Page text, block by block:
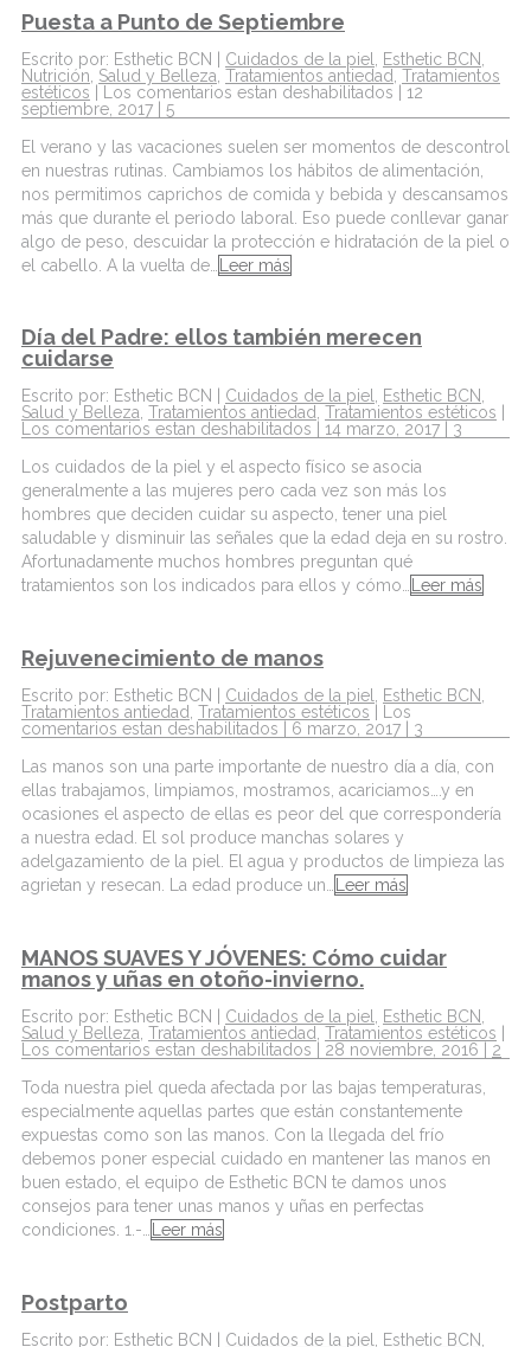
Puesta a Punto de Septiembre
Escrito por: Esthetic BCN | Cuidados de la piel Esthetic BCN
Nutrición Salud y Belleza Tratamientos antiedad Tratamientos
estéticos | Los comentarios estan deshabilitados | 12
septiembre, 2017 | 5
El verano y las vacaciones suelen ser momentos de descontrol
en nuestras rutinas. Cambiamos los hábitos de alimentación,
nos permitimos caprichos de comida y bebida y descansamos
más que durante el periodo laboral. Eso puede conllevar ganar
algo de peso, descuidar la protección e hidratación de la piel o
el cabello. A la vuelta de… Leer más
Día del Padre: ellos también merecen
cuidarse
Escrito por: Esthetic BCN | Cuidados de la piel, Esthetic BCN,
Salud y Belleza, Tratamientos antiedad, Tratamientos estéticos
Los comentarios estan deshabilitados | 14 marzo, 2017 | 3
Los cuidados de la piel y el aspecto físico se asocia
generalmente a las mujeres pero cada vez son más los
hombres que deciden cuidar su aspecto, tener una piel
saludable y disminuir las señales que la edad deja en su rostro.
Afortunadamente muchos hombres preguntan qué
tratamientos son los indicados para ellos y cómo… Leer más
Rejuvenecimiento de manos
Escrito por: Esthetic BCN | Cuidados de la piel, Esthetic BCN,
Tratamientos antiedad, Tratamientos estéticos
Los
comentarios estan deshabilitados | 6 marzo, 2017 | 3
Las manos son una parte importante de nuestro día a día, con
ellas trabajamos, limpiamos, mostramos, acariciamos….y en
ocasiones el aspecto de ellas es peor del que correspondería
a nuestra edad. El sol produce manchas solares y
adelgazamiento de la piel. El agua y productos de limpieza las
agrietan y resecan. La edad produce un… Leer más
MANOS SUAVES Y JÓVENES: Cómo cuidar
manos y uñas en otoño-invierno.
Escrito por: Esthetic BCN | Cuidados de la piel Esthetic BCN
Salud y Belleza Tratamientos antiedad Tratamientos estéticos
Los comentarios estan deshabilitados | 28 noviembre, 2016 | 2
Toda nuestra piel queda afectada por las bajas temperaturas,
especialmente aquellas partes que están constantemente
expuestas como son las manos. Con la llegada del frío
debemos poner especial cuidado en mantener las manos en
buen estado, el equipo de Esthetic BCN te damos unos
consejos para tener unas manos y uñas en perfectas
condiciones. 1.-…
Leer más
Postparto
Escrito por: Esthetic BCN | Cuidados de la piel Esthetic BCN